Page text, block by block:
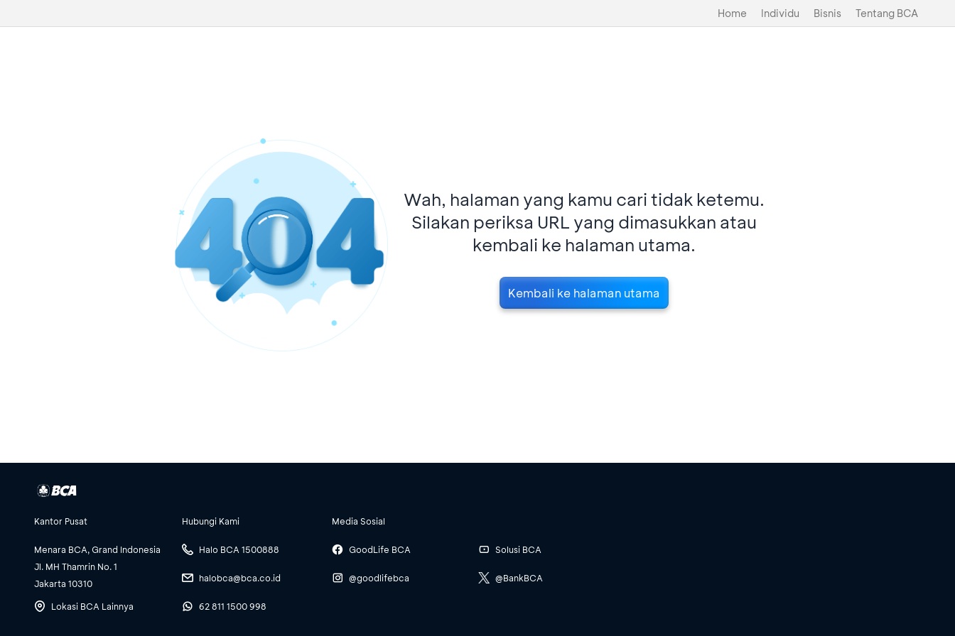
Home Individu Bisnis Tentang BCA
Wah, halaman yang kamu cari tidak ketemu.
Silakan periksa URL yang dimasukkan atau
kembali ke halaman utama.
Kembali ke halaman utama
Kantor Pusat
Menara BCA, Grand Indonesia
Jl. MH Thamrin No. 1
Jakarta 10310
Lokasi BCA Lainnya
Hubungi Kami
Halo BCA 1500888
halobca@bca.co.id
62 811 1500 998
Media Sosial
GoodLife BCA
@goodlifebca
Solusi BCA
@BankBCA